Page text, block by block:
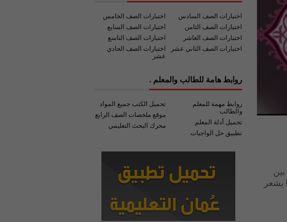
يشعر
اختبارات الصف الخامس
اختبارات الصف السادس
اختبارات الصف السابع
اختبارات الصف الثامن
اختبارات الصف التاسع
اختبارات الصف العاشر
اختبارات الصف الحادي
عشر
اختبارات الصف الثاني عشر
روابط هامة للطالب والمعلم .
تحميل الكتب جميع المواد
روابط مهمة للمعلم
والطالب
موقع ملخصات الصف الرابع
تحميل أدلة المعلم
محرك البحث التعليمي
تطبيق حل الواجبات